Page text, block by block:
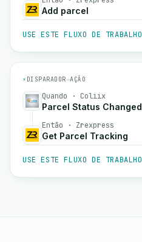
Add parcel
USE ESTE FLUXO DE TRABALHO
⚡ DISPARADOR→AÇÃO
Quando · Coliix
Parcel Status Changed
Então · Zrexpress
Get Parcel Tracking
USE ESTE FLUXO DE TRABALHO